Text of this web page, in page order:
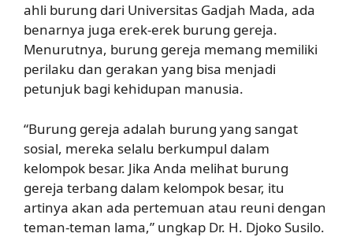
ahli burung dari Universitas Gadjah Mada, ada
benarnya juga erek-erek burung gereja.
Menurutnya, burung gereja memang memiliki
perilaku dan gerakan yang bisa menjadi
petunjuk bagi kehidupan manusia.
“Burung gereja adalah burung yang sangat
sosial, mereka selalu berkumpul dalam
kelompok besar. Jika Anda melihat burung
gereja terbang dalam kelompok besar, itu
artinya akan ada pertemuan atau reuni dengan
teman-teman lama,” ungkap Dr. H. Djoko Susilo.